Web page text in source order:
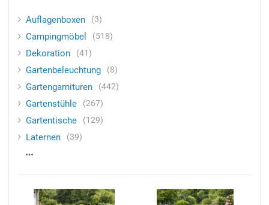
Auflagenboxen 3
Campingmöbel 518
Dekoration 41
Gartenbeleuchtung 8
Gartengarnituren 442
Gartenstühle 267
Gartentische 129
Laternen 39